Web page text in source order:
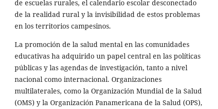
de escuelas rurales, el calendario escolar desconectado
de la realidad rural y la invisibilidad de estos problemas
en los territorios campesinos.
La promoción de la salud mental en las comunidades
educativas ha adquirido un papel central en las políticas
públicas y las agendas de investigación, tanto a nivel
nacional como internacional. Organizaciones
multilaterales, como la Organización Mundial de la Salud
(OMS) y la Organización Panamericana de la Salud (OPS),